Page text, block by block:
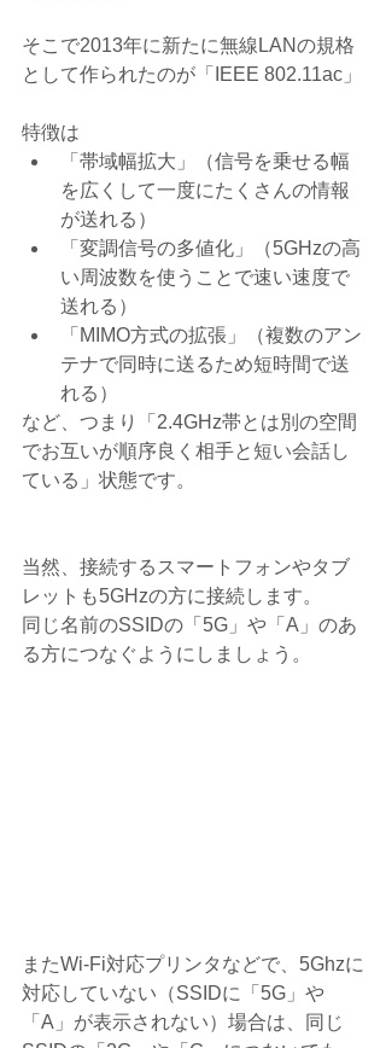
そこで2013年に新たに無線LANの規格
として作られたのが「IEEE 802.11ac」
特徴は
「帯域幅拡大」（信号を乗せる幅
を広くして一度にたくさんの情報
が送れる）
「変調信号の多値化」（5GHzの高
い周波数を使うことで速い速度で
送れる）
「MIMO方式の拡張」（複数のアン
テナで同時に送るため短時間で送
れる）
など、つまり「2.4GHz帯とは別の空間
でお互いが順序良く相手と短い会話し
ている」状態です。
当然、接続するスマートフォンやタブ
レットも5GHzの方に接続します。
同じ名前のSSIDの「5G」や「A」のあ
る方につなぐようにしましょう。
またWi-Fi対応プリンタなどで、5Ghzに
対応していない（SSIDに「5G」や
「A」が表示されない）場合は、同じ